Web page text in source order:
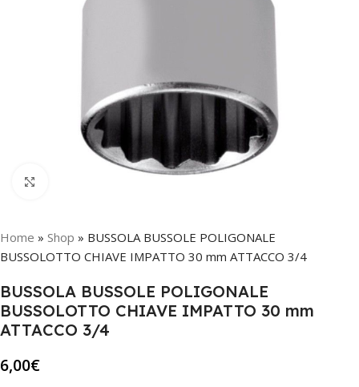
Home » Shop » BUSSOLA BUSSOLE POLIGONALE
BUSSOLOTTO CHIAVE IMPATTO 30 mm ATTACCO 3/4
BUSSOLA BUSSOLE POLIGONALE
BUSSOLOTTO CHIAVE IMPATTO 30 mm
ATTACCO 3/4
6,00€